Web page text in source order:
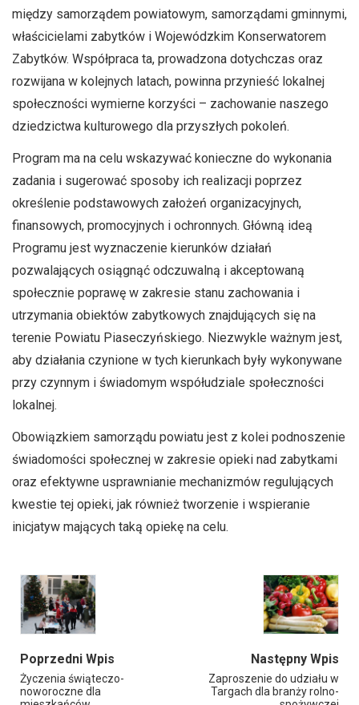
między samorządem powiatowym, samorządami gminnymi,
właścicielami zabytków i Wojewódzkim Konserwatorem
Zabytków. Współpraca ta, prowadzona dotychczas oraz
rozwijana w kolejnych latach, powinna przynieść lokalnej
społeczności wymierne korzyści – zachowanie naszego
dziedzictwa kulturowego dla przyszłych pokoleń.
Program ma na celu wskazywać konieczne do wykonania
zadania i sugerować sposoby ich realizacji poprzez
określenie podstawowych założeń organizacyjnych,
finansowych, promocyjnych i ochronnych. Główną ideą
Programu jest wyznaczenie kierunków działań
pozwalających osiągnąć odczuwalną i akceptowaną
społecznie poprawę w zakresie stanu zachowania i
utrzymania obiektów zabytkowych znajdujących się na
terenie Powiatu Piaseczyńskiego. Niezwykle ważnym jest,
aby działania czynione w tych kierunkach były wykonywane
przy czynnym i świadomym współudziale społeczności
lokalnej.
Obowiązkiem samorządu powiatu jest z kolei podnoszenie
świadomości społecznej w zakresie opieki nad zabytkami
oraz efektywne usprawnianie mechanizmów regulujących
kwestie tej opieki, jak również tworzenie i wspieranie
inicjatyw mających taką opiekę na celu.
Poprzedni Wpis
Życzenia świąteczo-
noworoczne dla
Następny Wpis
Zaproszenie do udziału w
Targach dla branży rolno-